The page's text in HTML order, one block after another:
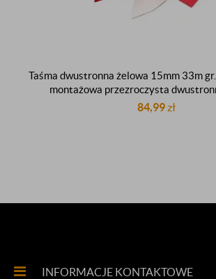
Taśma dwustronna żelowa 15mm 33m
montażowa przezroczysta
84,99zł
INFORMACJE KONTAKTOWE